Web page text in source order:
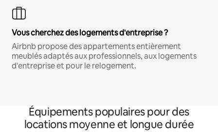
Vous cherchez des logements d'entreprise ?
Airbnb propose des appartements entièrement
meublés adaptés aux professionnels, aux logements
d'entreprise et pour le relogement.
Équipements populaires pour des
locations moyenne et longue durée